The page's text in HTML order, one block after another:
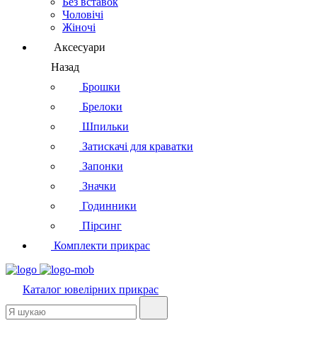
Чоловічі
Жіночі
Аксесуари
Назад
Брошки
Брелоки
Шпильки
Затискачі для краватки
Запонки
Значки
Годинники
Пірсинг
Комплекти прикрас
Каталог ювелірних прикрас